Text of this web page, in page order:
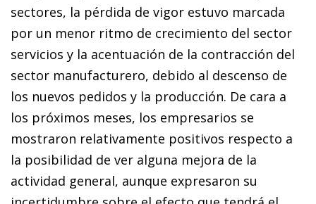
sectores, la pérdida de vigor estuvo marcada
por un menor ritmo de crecimiento del sector
servicios y la acentuación de la contracción del
sector manufacturero, debido al descenso de
los nuevos pedidos y la producción. De cara a
los próximos meses, los empresarios se
mostraron relativamente positivos respecto a
la posibilidad de ver alguna mejora de la
actividad general, aunque expresaron su